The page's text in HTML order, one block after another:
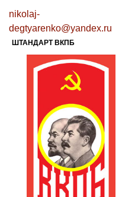
nikolaj-
degtyarenko@yandex.ru
ШТАНДАРТ ВКПБ